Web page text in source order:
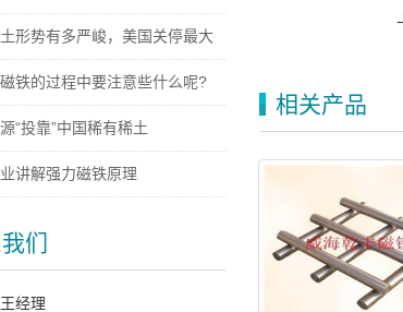
相关产品
形势有多严峻，美国关停最大
铁的过程中要注意些什么呢?
“投靠”中国稀有稀土
讲解强力磁铁原理
们
经理